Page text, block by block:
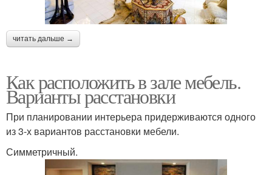
читать дальше →
Как расположить в зале мебель.
Варианты расстановки
При планировании интерьера придерживаются одного
из 3-х вариантов расстановки мебели.
Симметричный.